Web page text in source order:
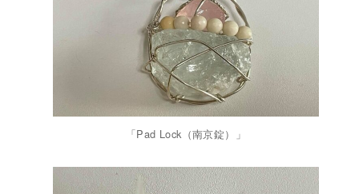
「Pad Lock（南京錠）」